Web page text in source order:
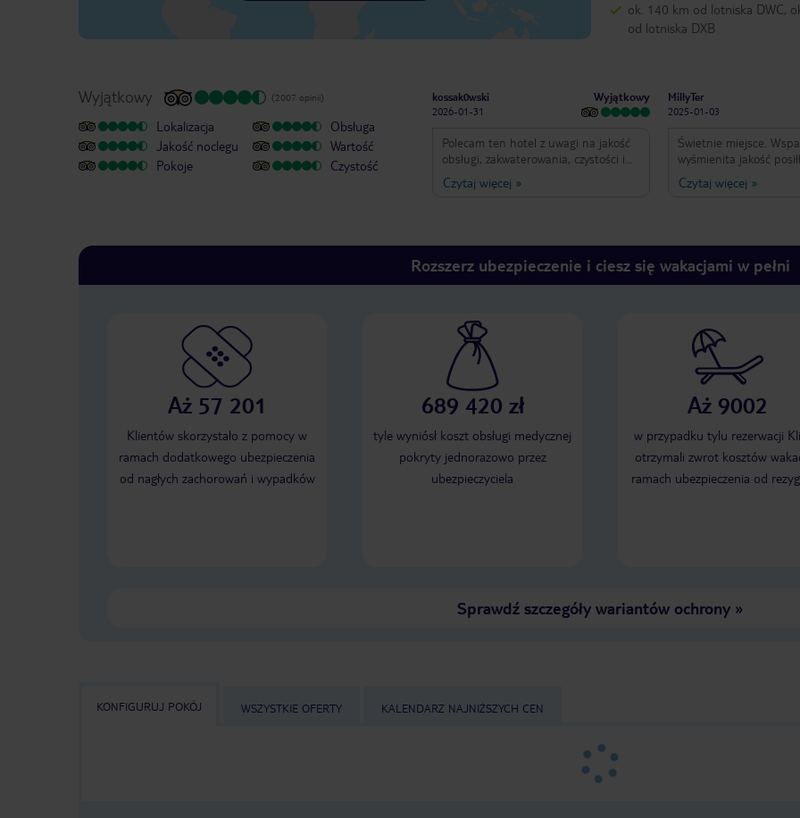
ok. 140 km od lotniska DWC,
od lotniska DXB
Wyjątkowy (2007 opinii)
Lokalizacja
Jakość noclegu
Pokoje
Obsługa
Wartość
Czystość
kossak0wski
2026-01-31
Wyjątkowy
Polecam ten hotel z uwagi na jakość
obsługi, zakwaterowania, czystości i
wyśmienitego jedzenia. Na każdym
kroku człowiek czuje się dopieszczony
Czytaj więcej »
MillyTer
2025-01-03
Świetnie miejsce. Wspaniała obsługa i
wyśmienita jakość
czysto i elegancko.
bardzo często. Woda do
Czytaj więcej »
Rozszerz ubezpieczenie i ciesz się wakacjami w pełni
Aż 57 201
Klientów skorzystało z pomocy w
ramach dodatkowego ubezpieczenia
od nagłych zachorowań i wypadków
689 420 zł
tyle wyniósł koszt obsługi medycznej
pokryty jednorazowo przez
ubezpieczyciela
Aż 9002
w przypadku tylu rezerwacji
otrzymali zwrot kosztów
ramach ubezpieczenia od
Sprawdź szczegóły wariantów ochrony»
KONFIGURUJ POKÓJ WSZYSTKIE OFERTY KALENDARZ NAJNIŻSZYCH CEN